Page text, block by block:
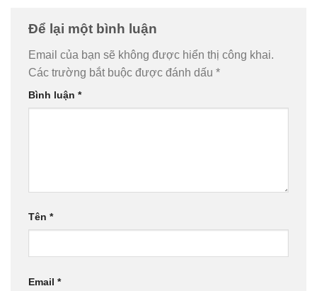
Để lại một bình luận
Email của bạn sẽ không được hiển thị công khai.
Các trường bắt buộc được đánh dấu *
Bình luận *
Tên *
Email *